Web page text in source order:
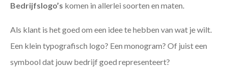
Bedrijfslogo’s komen in allerlei soorten en maten.
Als klant is het goed om een idee te hebben van wat je wilt.
Een klein typografisch logo? Een monogram? Of juist een
symbool dat jouw bedrijf goed representeert?